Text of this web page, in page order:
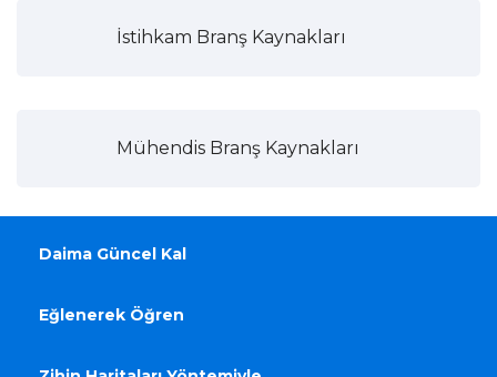
İstihkam Branş Kaynakları
Mühendis Branş Kaynakları
Daima Güncel Kal
Eğlenerek Öğren